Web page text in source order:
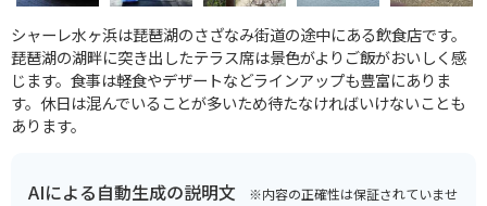
シャーレ水ヶ浜は琵琶湖のさざなみ街道の途中にある飲食店です。
琵琶湖の湖畔に突き出したテラス席は景色がよりご飯がおいしく感
じます。食事は軽食やデザートなどラインアップも豊富にありま
す。休日は混んでいることが多いため待たなければいけないことも
あります。
AIによる自動生成の説明文 ※内容の正確性は保証されていませ